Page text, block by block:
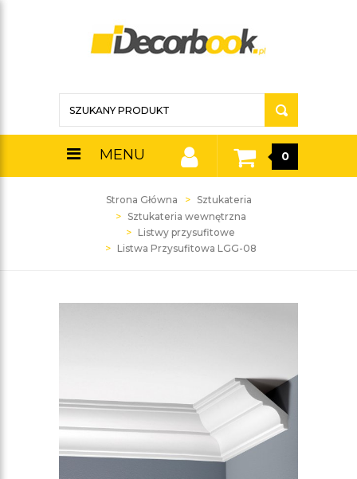
MENU 0
Strona Główna
Sztukateria
Sztukateria wewnętrzna
Listwy przysufitowe
Listwa Przysufitowa LGG-08